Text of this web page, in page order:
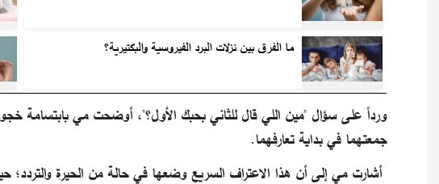
ما الفرق بين نزلات البرد الفيروسية والبكتيرية؟
ورداً على سؤال "مين اللي قال للثاني بحبك الأول؟"، أوضحت مي بابتسامة
جمعتهما في بداية تعارفهما.
أشارت مي إلى أن هذا الاعتراف السريع وضعها في حالة من الحيرة